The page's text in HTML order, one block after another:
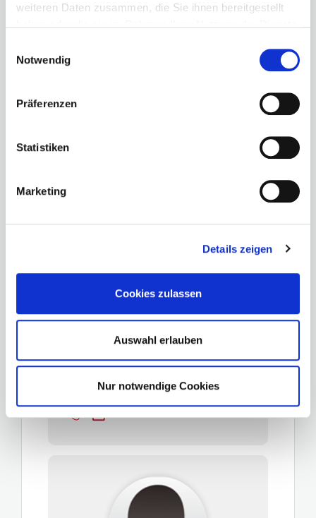
weiteren Daten zusammen, die Sie ihnen bereitgestellt
Notwendig
Präferenzen
Statistiken
Marketing
Details zeigen
Cookies zulassen
Auswahl erlauben
Nur notwendige Cookies
Sorana Frank
Besucherbetreuer/in
Sorana Frank Optic Atelier